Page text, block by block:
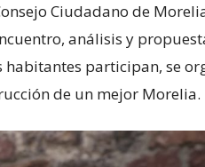
Ciudadano de
análisis y
participan, se
de un mejor Morelia.